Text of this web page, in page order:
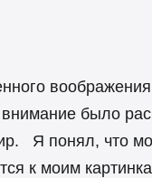
было
Я понял, что
к моим